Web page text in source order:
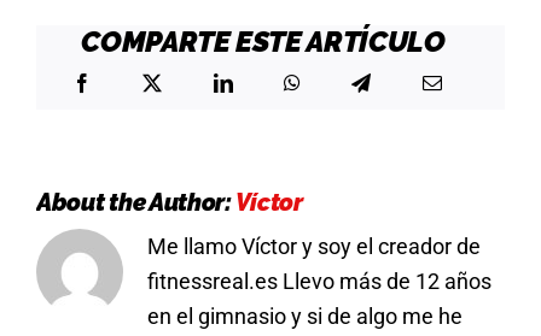
VIDA
COMPARTE ESTE ARTÍCULO
About the Author:Víctor
Me llamo Víctor y soy el creador de
fitnessreal.es Llevo más de 12 años
en el gimnasio y si de algo me he